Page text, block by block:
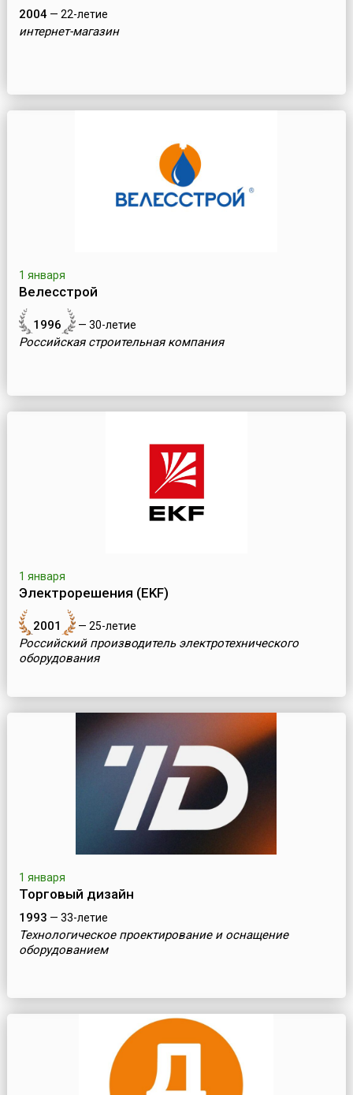
2004— 22-летие
интернет-магазин
1 января
Велесстрой
1996 — 30-летие
Российская строительная компания
1 января
Электрорешения (EKF)
2001 — 25-летие
Российский производитель электротехнического
оборудования
1 января
Торговый дизайн
1993 — 33-летие
Технологическое проектирование и оснащение
оборудованием